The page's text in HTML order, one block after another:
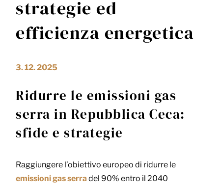
strategie ed
efficienza energetica
3. 12. 2025
Ridurre le emissioni gas
serra in Repubblica Ceca:
sfide e strategie
Raggiungere l’obiettivo europeo di ridurre le
emissioni gas serra del 90% entro il 2040